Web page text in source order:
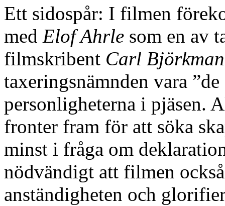
Ett sidospår: I filmen
med Elof Ahrle som en av
filmskribent Carl Björkman
taxeringsnämnden vara
personligheterna i pjäsen.
fronter fram för att söka
minst i fråga om
nödvändigt att filmen
anständigheten och